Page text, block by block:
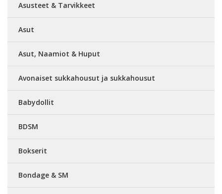
Asusteet & Tarvikkeet
Asut
Asut, Naamiot & Huput
Avonaiset sukkahousut ja sukkahousut
Babydollit
BDSM
Bokserit
Bondage & SM